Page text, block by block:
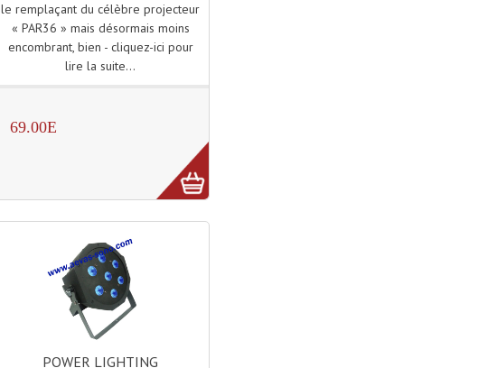
le remplaçant du célèbre projecteur
« PAR36 » mais désormais moins
encombrant, bien - cliquez-ici pour
lire la suite...
69.00E
POWER LIGHTING